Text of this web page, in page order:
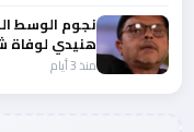
نجوم الوسط
هنيدي لوفاة
منذ 3 أيام